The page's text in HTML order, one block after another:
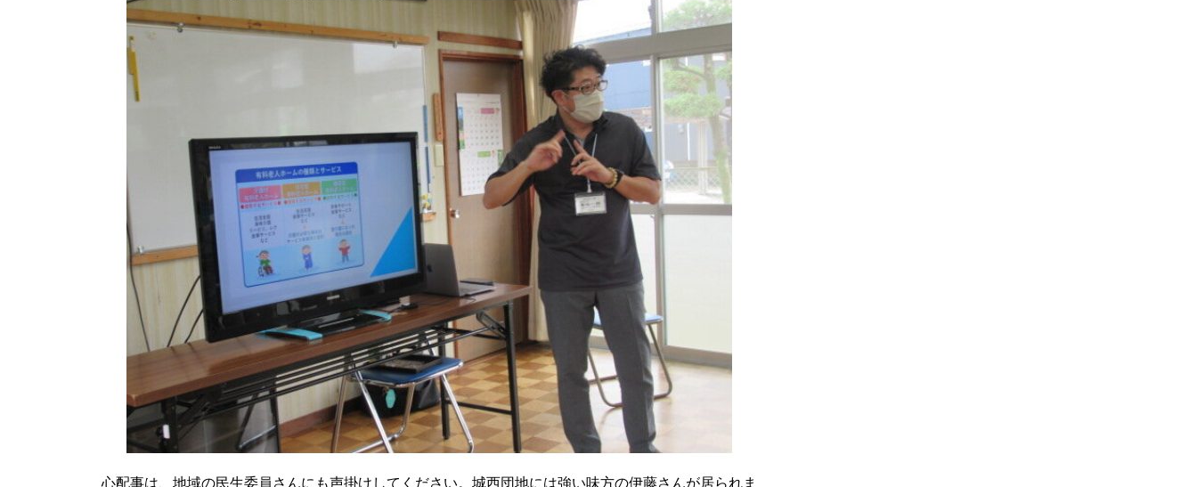
心配事は、地域の民生委員さんにも声掛けしてください。城西団地には強い味方の伊藤さんが居られま